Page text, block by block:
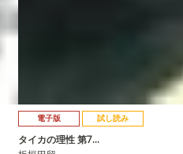
電子版 試し読み
タイカの理性 第7…